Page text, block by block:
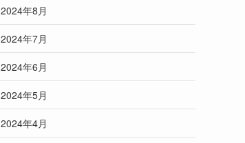
2024年8月
2024年7月
2024年6月
2024年5月
2024年4月